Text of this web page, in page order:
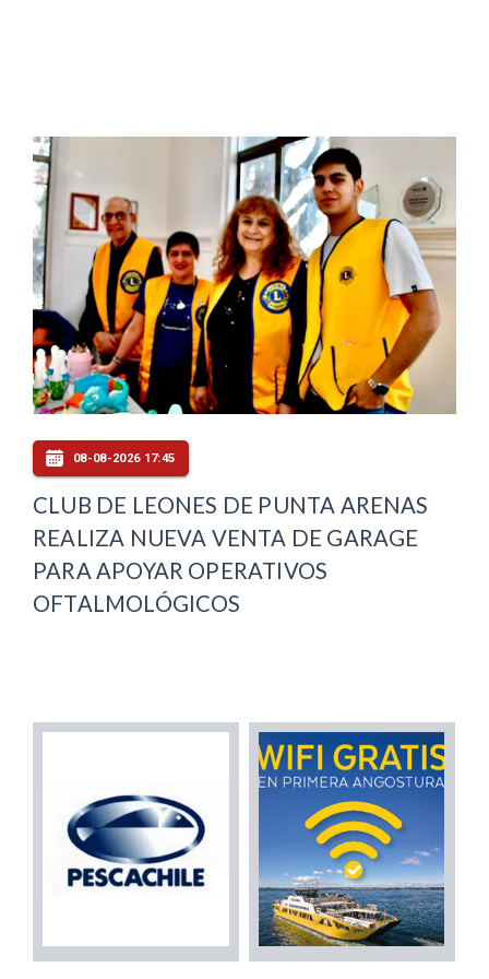
08-08-2026 17:45
CLUB DE LEONES DE PUNTA ARENAS
REALIZA NUEVA VENTA DE GARAGE
PARA APOYAR OPERATIVOS
OFTALMOLÓGICOS